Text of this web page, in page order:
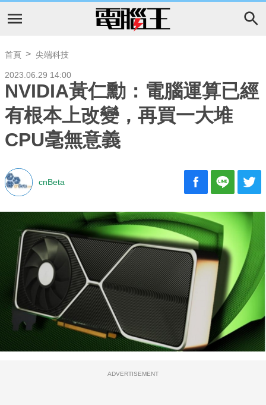
首頁 尖端科技
2023.06.29 14:00
NVIDIA黃仁勳：電腦運算已經
有根本上改變，再買一大堆
CPU毫無意義
cnBeta
ADVERTISEMENT